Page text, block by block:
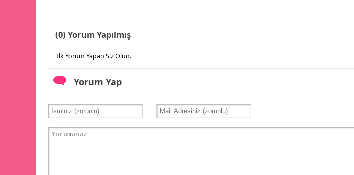
(0) Yorum Yapılmış
İlk Yorum Yapan Siz Olun.
Yorum Yap